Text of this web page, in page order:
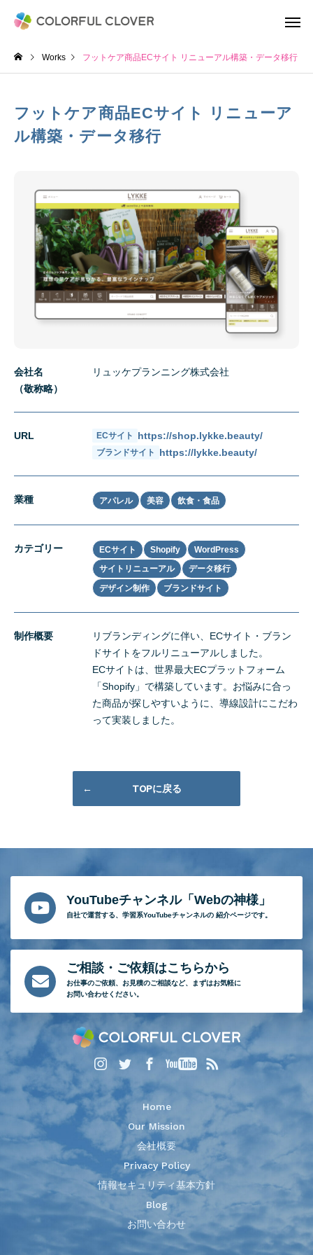
Works フットケア商品ECサイト リニューアル構築・データ移行
フットケア商品ECサイト リニューア
ル構築・データ移行
会社名
（敬称略）
リュッケプランニング株式会社
URL ECサイト https://shop.lykke.beauty/
ブランドサイト https://lykke.beauty/
業種 アパレル 美容 飲食・食品
カテゴリー ECサイト Shopify
WordPress
サイトリニューアル
データ移行
デザイン制作
ブランドサイト
制作概要
リブランディングに伴い、ECサイト・ブラン
ドサイトをフルリニューアルしました。
ECサイトは、世界最大ECプラットフォーム
「Shopify」で構築しています。お悩みに合っ
た商品が探しやすいように、導線設計にこだわ
って実装しました。
TOPに戻る
YouTubeチャンネル「Webの神様」
自社で運営する、 学習系YouTubeチャンネルの 紹介ページです。
ご相談・ご依頼はこちらから
お仕事のご依頼、 お見積のご相談など、
まずはお気軽に
お問い合わせください。
Home
Our Mission
会社概要
Privacy Policy
情報セキュリティ基本方針
Blog
お問い合わせ